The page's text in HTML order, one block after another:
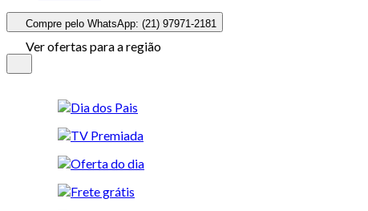
Compre pelo WhatsApp: (21) 97971-2181
Ver ofertas para a região